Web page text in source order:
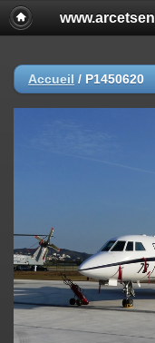
Accueil / P1450620